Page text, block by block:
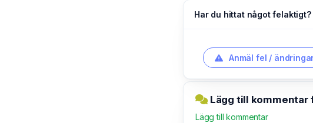
Har du hittat något felaktigt?
Anmäl fel /
Lägg till kommentar
Lägg till kommentar